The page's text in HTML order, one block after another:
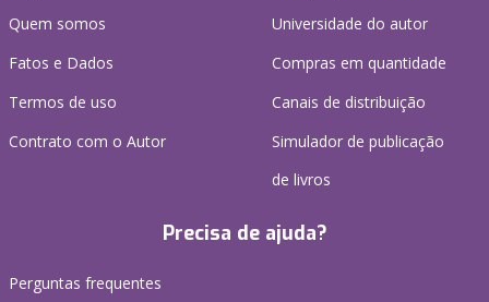
Quem somos
Fatos e Dados
Termos de uso
Contrato com o Autor
Universidade do autor
Compras em quantidade
Canais de distribuição
Simulador de publicação
de livros
Precisa de ajuda?
Perguntas frequentes